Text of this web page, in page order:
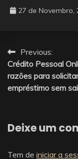
27 de Novembro,
Navegação
de
artigos
Previous:
Crédito Pessoal
razões para
empréstimo sem
Deixe um
Tem de iniciar a